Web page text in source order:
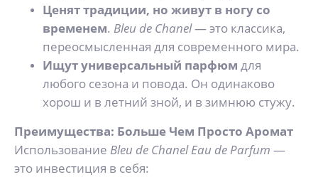
Ценят традиции, но живут в ногу со
временем. Bleu de Chanel— это классика,
переосмысленная для современного мира.
Ищут универсальный парфюм для
любого сезона и повода. Он одинаково
хорош и в летний зной, и в зимнюю стужу.
Преимущества: Больше Чем Просто Аромат
Использование Bleu de Chanel Eau de Parfum —
это инвестиция в себя: